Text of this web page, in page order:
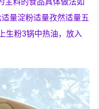
主料的食品具体做法如
量淀粉适量孜然适量五
生粉3锅中热油，放入